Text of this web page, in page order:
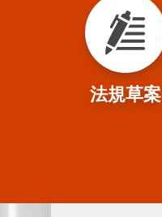
法規草案